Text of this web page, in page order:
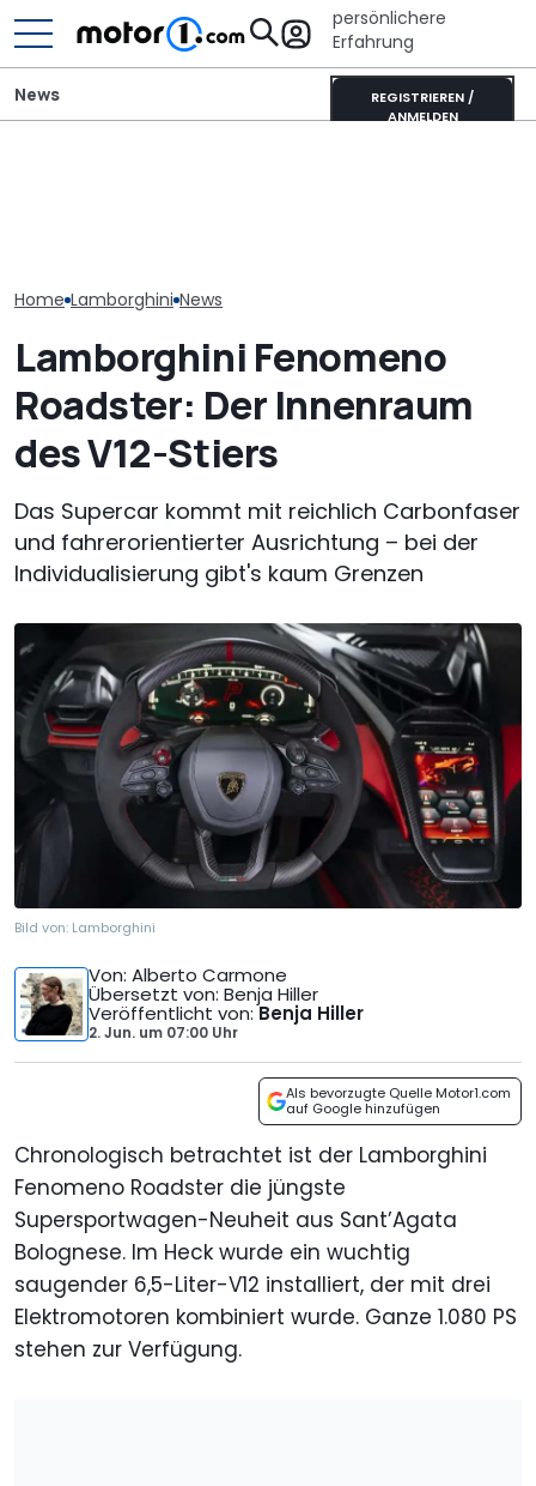
persönlichere
Erfahrung
REGISTRIEREN /
ANMELDEN
News
Home Lamborghini News
Lamborghini Fenomeno
Roadster: Der Innenraum
des V12-Stiers
Das Supercar kommt mit reichlich Carbonfaser
und fahrerorientierter Ausrichtung – bei der
Individualisierung gibt's kaum Grenzen
Bild von: Lamborghini
Von: Alberto Carmone
Übersetzt von: Benja Hiller
Veröffentlicht von:Benja Hiller
2. Jun. um 07:00 Uhr
Als bevorzugte Quelle Motor1.com
auf Google hinzufügen
Chronologisch betrachtet ist der Lamborghini
Fenomeno Roadster die jüngste
Supersportwagen-Neuheit aus Sant’Agata
Bolognese. Im Heck wurde ein wuchtig
saugender 6,5-Liter-V12 installiert, der mit drei
Elektromotoren kombiniert wurde. Ganze 1.080 PS
stehen zur Verfügung.